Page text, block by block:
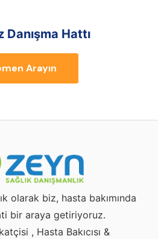
Danışma Hattı
Arayın
olarak biz, hasta bakımında
bir araya getiriyoruz.
, Hasta Bakıcısı &